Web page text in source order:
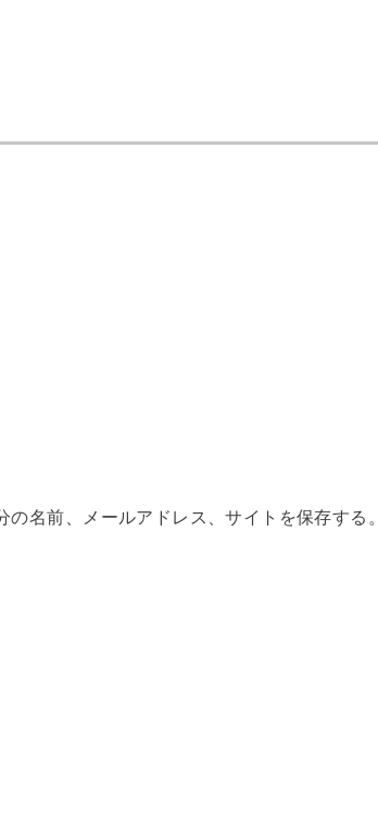
名前、メールアドレス、サイトを保存する。